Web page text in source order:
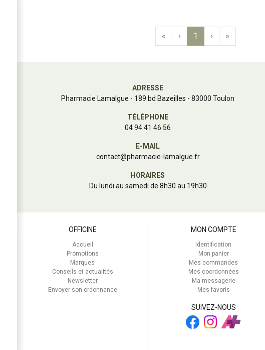
« ‹ 1 › »
ADRESSE
Pharmacie Lamalgue - 189 bd Bazeilles - 83000 Toulon
TÉLÉPHONE
04 94 41 46 56
E-MAIL
contact@pharmacie-lamalgue.fr
HORAIRES
Du lundi au samedi de 8h30 au 19h30
OFFICINE
Accueil
Promotions
Marques
Conseils et actualités
Newsletter
Envoyer son ordonnance
MON COMPTE
Identification
Mon panier
Mes commandes
Mes coordonnées
Ma messagerie
Mes favoris
SUIVEZ-NOUS